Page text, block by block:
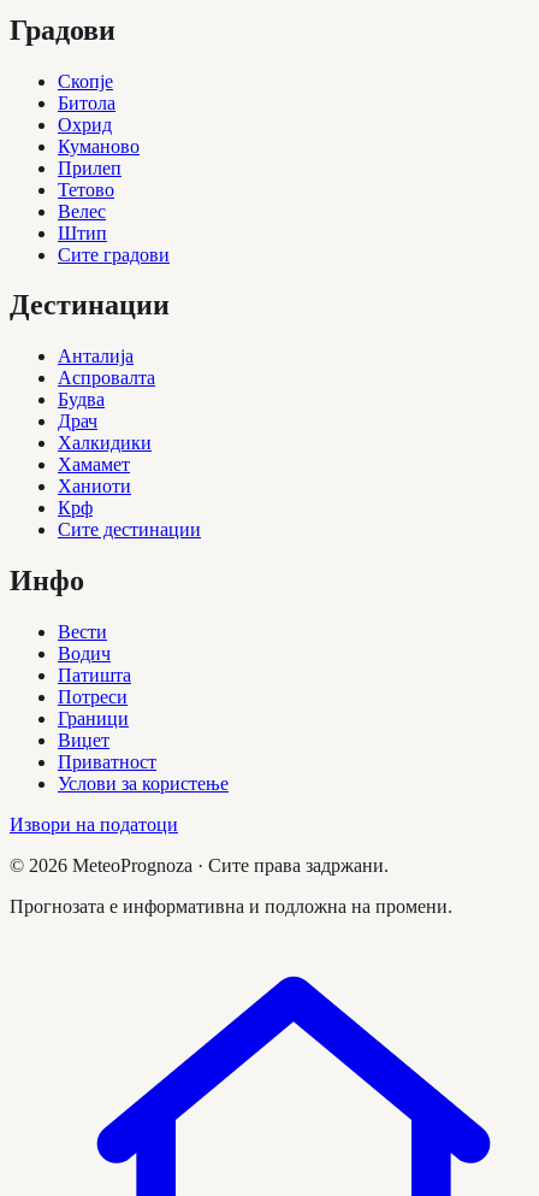
Градови
Скопје
Битола
Охрид
Куманово
Прилеп
Тетово
Велес
Штип
Сите градови
Дестинации
Анталија
Аспровалта
Будва
Драч
Халкидики
Хамамет
Ханиоти
Крф
Сите дестинации
Инфо
Вести
Водич
Патишта
Потреси
Граници
Виџет
Приватност
Услови за користење
Извори на податоци
© 2026 MeteoPrognoza · Сите права задржани.
Прогнозата е информативна и подложна на промени.